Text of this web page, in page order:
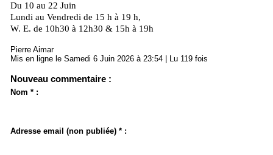
Du 10 au 22 Juin
Lundi au Vendredi de 15 h à 19 h,
W. E. de 10h30 à 12h30 & 15h à 19h
Pierre Aimar
Mis en ligne le Samedi 6 Juin 2026 à 23:54 | Lu 119 fois
Nouveau commentaire :
Nom * :
Adresse email (non publiée) * :